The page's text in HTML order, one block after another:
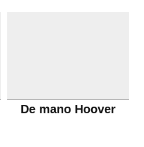
De mano Hoover